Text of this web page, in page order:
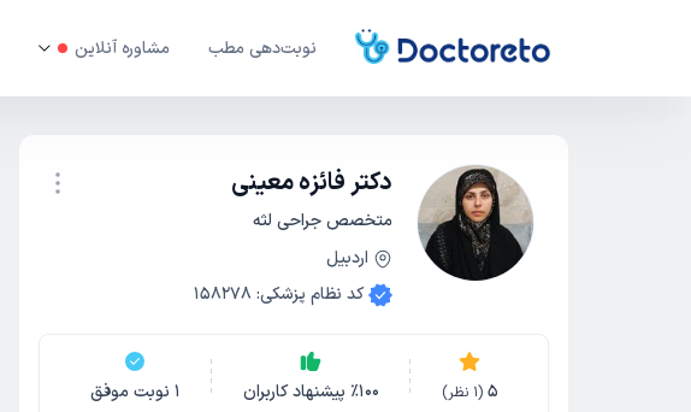
نوبت‌دهی مطب مشاوره آنلاین
دکتر فائزه معینی
متخصص جراحی لثه
اردبیل
کد نظام پزشکی:
158278
5
(
1 نظر) ٪100 پیشنهاد کاربران 1 نوبت موفق